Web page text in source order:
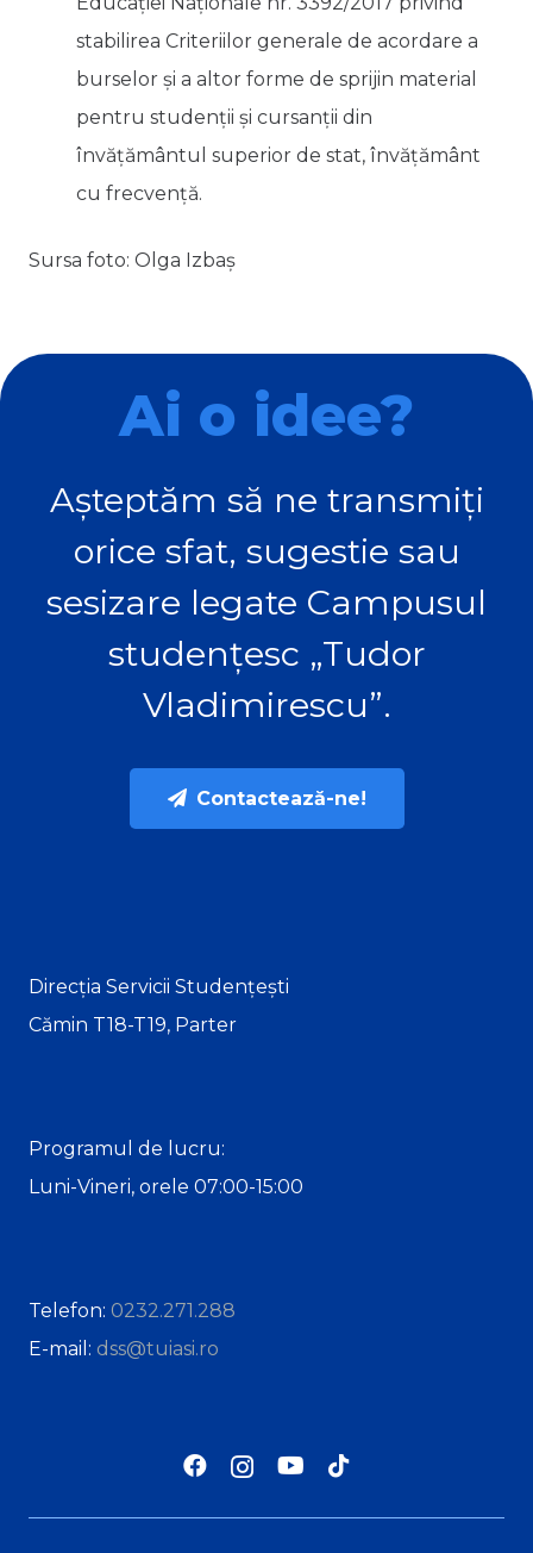
stabilirea Criteriilor generale de acordare a
burselor şi a altor forme de sprijin material
pentru studenţii şi cursanţii din
învăţământul superior de stat, învăţământ
cu frecvenţă.
Sursa foto: Olga Izbaș
Ai o idee?
Așteptăm să ne transmiți
orice sfat, sugestie sau
sesizare legate Campusul
studențesc „Tudor
Vladimirescu”.
Contactează-ne!
Direcția Servicii Studențești
Cămin T18-T19, Parter
Programul de lucru:
Luni-Vineri, orele 07:00-15:00
Telefon: 0232.271.288
E-mail: dss@tuiasi.ro